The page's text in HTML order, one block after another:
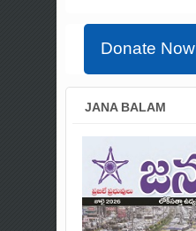
Donate Now
JANA BALAM